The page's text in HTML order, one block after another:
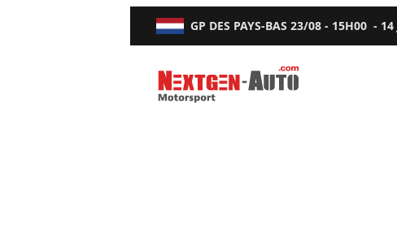
GP DES PAYS-BAS 23/08 - 15H00 - 14
Nextgen-Auto.com